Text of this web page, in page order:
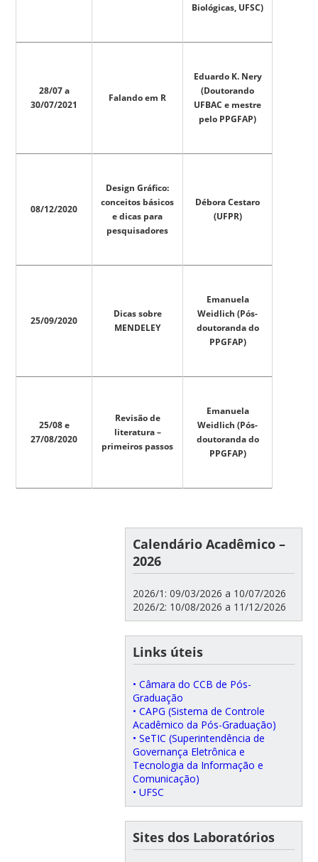
Biológicas, UFSC)
28/07 a
30/07/2021
Falando em R
Eduardo K. Nery
(Doutorando
UFBAC e mestre
pelo PPGFAP)
08/12/2020
Design Gráfico:
conceitos básicos
e dicas para
pesquisadores
Débora Cestaro
(UFPR)
25/09/2020
Dicas sobre
MENDELEY
Emanuela
Weidlich (Pós-
doutoranda do
PPGFAP)
25/08 e
27/08/2020
Revisão de
literatura –
primeiros passos
Emanuela
Weidlich (Pós-
doutoranda do
PPGFAP)
Calendário Acadêmico –
2026
2026/1: 09/03/2026 a 10/07/2026
2026/2: 10/08/2026 a 11/12/2026
Links úteis
• Câmara do CCB de Pós-
Graduação
• CAPG (Sistema de Controle
Acadêmico da Pós-Graduação)
• SeTIC (Superintendência de
Governança Eletrônica e
Tecnologia da Informação e
Comunicação)
• UFSC
Sites dos Laboratórios